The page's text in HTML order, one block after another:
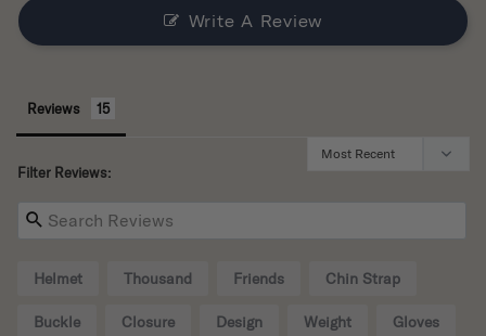
Write A Review
Reviews
Filter Reviews:
Helmet Thousand Friends Chin Strap
Buckle Closure Design Weight Gloves